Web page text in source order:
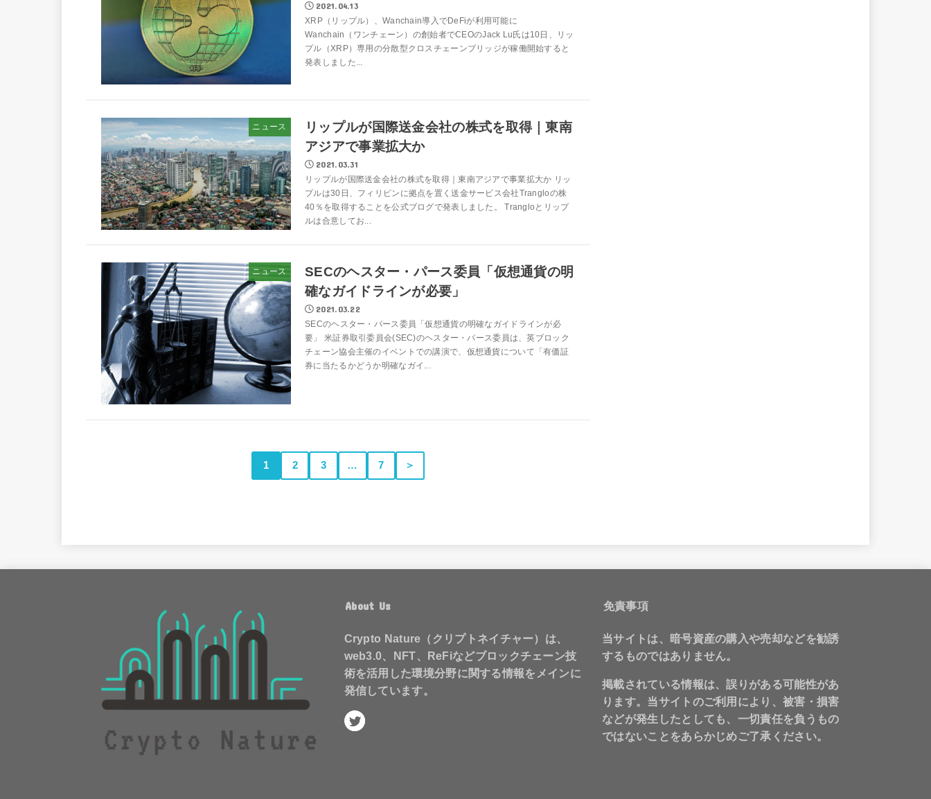
2021.04.13
XRP（リップル）、Wanchain導入でDeFiが利用可能に
Wanchain（ワンチェーン）の創始者でCEOのJack Lu氏は10日、リッ
プル（XRP）専用の分散型クロスチェーンブリッジが稼働開始すると
発表しました...
ニュース
リップルが国際送金会社の株式を取得｜東南
アジアで事業拡大か
2021.03.31
リップルが国際送金会社の株式を取得｜東南アジアで事業拡大か リッ
プルは30日、フィリピンに拠点を置く送金サービス会社Trangloの株
40％を取得することを公式ブログで発表しました。 Trangloとリップ
ルは合意してお...
ニュース
SECのヘスター・パース委員「仮想通貨の明
確なガイドラインが必要」
2021.03.22
SECのヘスター・パース委員「仮想通貨の明確なガイドラインが必
要」 米証券取引委員会(SEC)のヘスター・パース委員は、英ブロック
チェーン協会主催のイベントでの講演で、仮想通貨について「有価証
券に当たるかどうか明確なガイ...
1 2 3 … 7 ＞
About Us
Crypto Nature（クリプトネイチャー）は、
web3.0、NFT、ReFiなどブロックチェーン技
術を活用した環境分野に関する情報をメインに
発信しています。
免責事項
当サイトは、暗号資産の購入や売却などを勧誘
するものではありません。
掲載されている情報は、誤りがある可能性があ
ります。当サイトのご利用により、被害・損害
などが発生したとしても、一切責任を負うもの
ではないことをあらかじめご了承ください。